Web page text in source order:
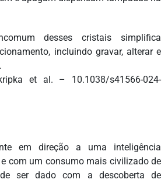
desses cristais simplifica
incluindo gravar, alterar e
et al. – 10.1038/s41566-024-
em direção a uma inteligência
com um consumo mais civilizado de
ser dado com a descoberta de